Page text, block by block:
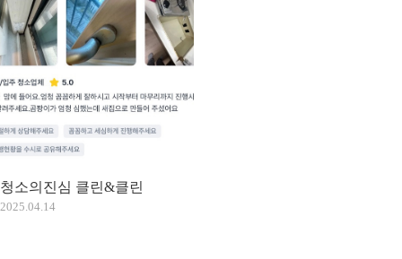
청소의진심 클린&클린
2025.04.14